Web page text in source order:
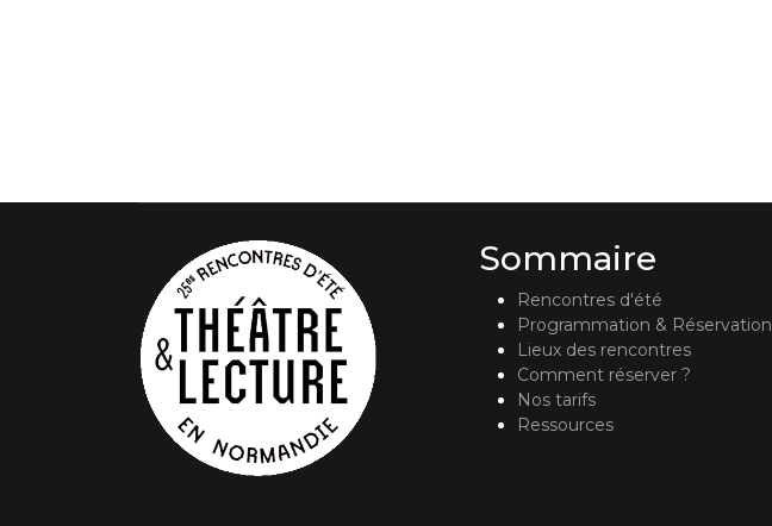
Sommaire
Rencontres d'été
Programmation & Réservation
Lieux des rencontres
Comment réserver ?
Nos tarifs
Ressources